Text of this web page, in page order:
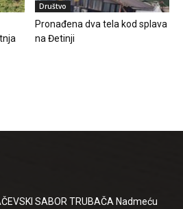
Društvo
Pronađena dva tela kod splava
na Đetinji
SABOR TRUBAČA Nadmeću